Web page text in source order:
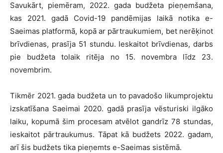
Savukārt, piemēram, 2022. gada budžeta pieņemšana,
kas 2021. gadā Covid-19 pandēmijas laikā notika e-
Saeimas platformā, kopā ar pārtraukumiem, bet nerēķinot
brīvdienas, prasīja 51 stundu. Ieskaitot brīvdienas, darbs
pie budžeta tolaik ritēja no 15. novembra līdz 23.
novembrim.
Tikmēr 2021. gada budžeta un to pavadošo likumprojektu
izskatīšana Saeimai 2020. gadā prasīja vēsturiski ilgāko
laiku, kopumā šim procesam atvēlot gandrīz 78 stundas,
ieskaitot pārtraukumus. Tāpat kā budžets 2022. gadam,
arī šis budžets tika pieņemts e-Saeimas sistēmā.